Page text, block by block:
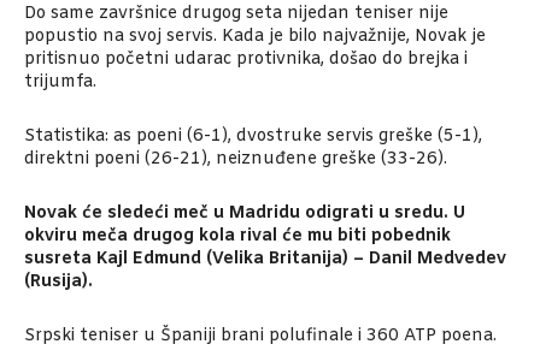
Do same završnice drugog seta nijedan teniser nije
popustio na svoj servis. Kada je bilo najvažnije, Novak je
pritisnuo početni udarac protivnika, došao do brejka i
trijumfa.
Statistika: as poeni (6-1), dvostruke servis greške (5-1),
direktni poeni (26-21), neiznuđene greške (33-26).
Novak će sledeći meč u Madridu odigrati u sredu. U
okviru meča drugog kola rival će mu biti pobednik
susreta Kajl Edmund (Velika Britanija) – Danil Medvedev
(Rusija).
Srpski teniser u Španiji brani polufinale i 360 ATP poena.